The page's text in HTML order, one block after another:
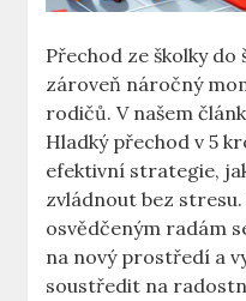
Přechod ze školky
zároveň náročný
rodičů. V našem
Hladký přechod v 5
efektivní strategie,
zvládnout bez
osvědčeným radám
na nový prostředí a
soustředit na